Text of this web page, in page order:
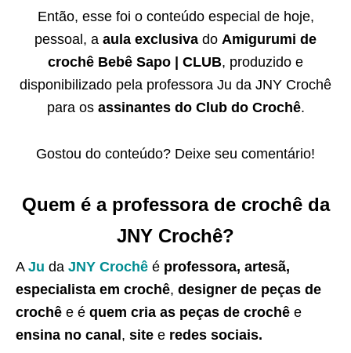
Então, esse foi o conteúdo especial de hoje,
pessoal, a aula exclusiva do Amigurumi de
crochê Bebê Sapo | CLUB, produzido e
disponibilizado pela professora Ju da JNY Crochê
para os assinantes do Club do Crochê.
Gostou do conteúdo? Deixe seu comentário!
Quem é a professora de crochê da
JNY Crochê?
A Ju da JNY Crochê é professora, artesã,
especialista em crochê, designer de peças de
crochê e é quem cria as peças de crochê e
ensina no canal, site e redes sociais.